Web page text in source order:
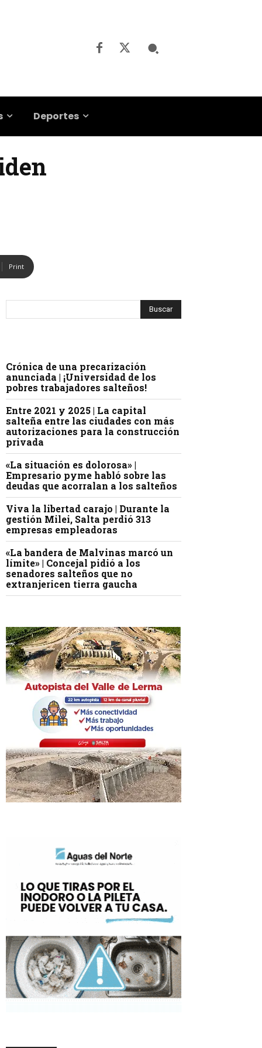
Deportes
Print
Crónica de una precarización
anunciada | ¡Universidad de los
pobres trabajadores salteños!
Entre 2021 y 2025 | La capital
salteña entre las ciudades con más
autorizaciones para la construcción
privada
«La situación es dolorosa» |
Empresario pyme habló sobre las
deudas que acorralan a los salteños
Viva la libertad carajo | Durante la
gestión Milei, Salta perdió 313
empresas empleadoras
«La bandera de Malvinas marcó un
límite» | Concejal pidió a los
senadores salteños que no
extranjericen tierra gaucha